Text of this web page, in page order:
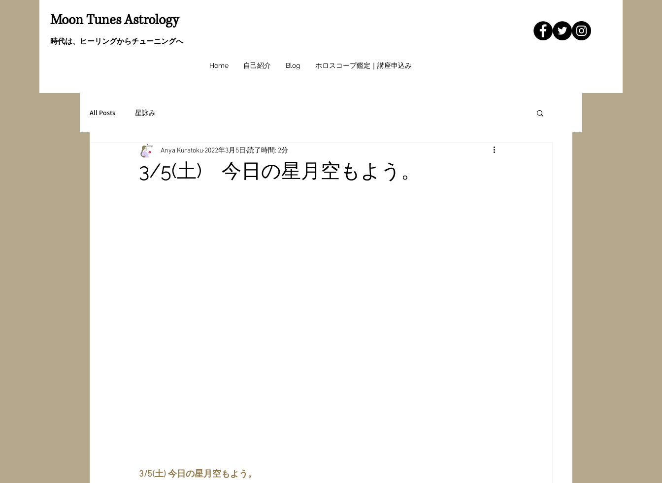
Moon Tunes Astrology
時代は、ヒーリングからチューニングへ
Home 自己紹介 Blog ホロスコープ鑑定｜講座申込み
All Posts 星詠み
3/5(土) 今日の星月空もよう。
Anya Kuratoku 2022年3月5日 読了時間: 2分
3/5(土) 今日の星月空もよう。